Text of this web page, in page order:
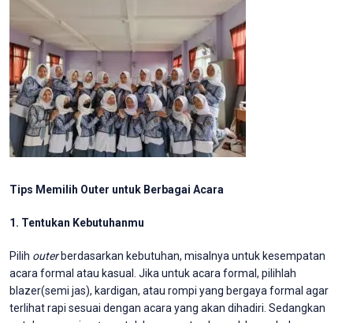
Tips Memilih Outer untuk Berbagai Acara
1. Tentukan Kebutuhanmu
Pilih outerberdasarkan kebutuhan, misalnya untuk kesempatan
acara formal atau kasual. Jika untuk acara formal, pilihlah
blazer(semi jas), kardigan, atau rompi yang bergaya formal agar
terlihat rapi sesuai dengan acara yang akan dihadiri. Sedangkan